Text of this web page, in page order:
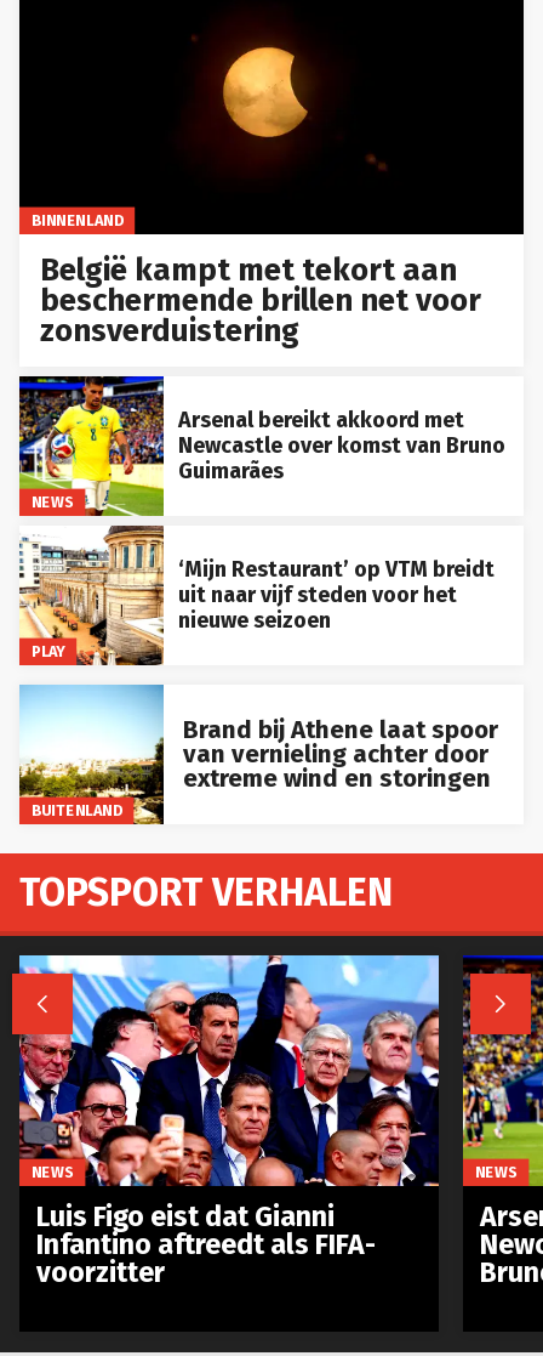
BINNENLAND
België kampt met tekort aan
beschermende brillen net voor
zonsverduistering
NEWS
Arsenal bereikt akkoord met
Newcastle over komst van Bruno
Guimarães
PLAY
‘Mijn Restaurant’ op VTM breidt
uit naar vijf steden voor het
nieuwe seizoen
BUITENLAND
Brand bij Athene laat spoor
van vernieling achter door
extreme wind en storingen
TOPSPORT VERHALEN
 
NEWS
Luis Figo eist dat Gianni
Infantino aftreedt als FIFA-
voorzitter
NEWS